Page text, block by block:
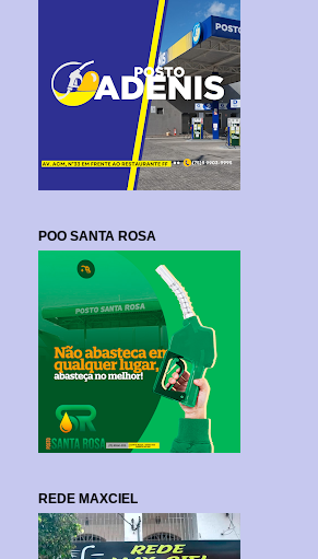
POO SANTA ROSA
REDE MAXCIEL